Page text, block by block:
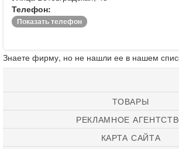
Телефон:
Показать телефон
Знаете фирму, но не нашли ее в нашем
ТОВАРЫ
РЕКЛАМНОЕ
КАРТА САЙТА